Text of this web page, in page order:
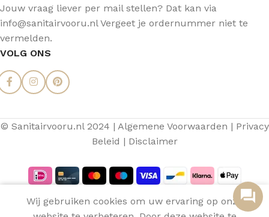
Jouw vraag liever per mail stellen? Dat kan via
info@sanitairvooru.nl Vergeet je ordernummer niet te
vermelden.
VOLG ONS
© Sanitairvooru.nl 2024 | Algemene Voorwaarden | Privacy
Beleid | Disclaimer
Wij gebruiken cookies om uw ervaring op onze
VerlanglijstVergelijken